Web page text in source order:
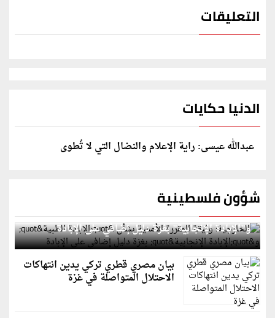
التعليقات
الدنيا حكايات
عبدالله عيسى: راية الإعلام والنضال التي لا تُطوى
شؤون فلسطينية
الخارجية: وثيقة المقررة الأممية بشأن "الإبادة الطبية"
و"الإبادة الإنجابية" بغزة دليل إضافي على الإبادة
بيان مصري قطري تركي يدين انتهاكات
الاحتلال المتواصلة في غزة